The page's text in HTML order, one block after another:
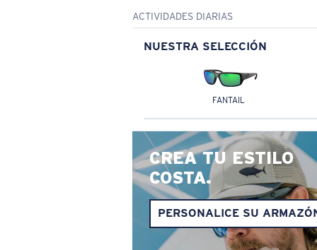
ACTIVIDADES DIARIAS
NUESTRA SELECCIÓN
FANTAIL
CREA TU ESTILO
COSTA.
PERSONALICE SU